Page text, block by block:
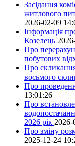
Засідання
житлового
2026-02-09
Інформація
Козелець
Про
побутових
Про скликання
восьмого
Про
13:01:26
Про
2026 рік 2026-
Про зміну
2025-12-24